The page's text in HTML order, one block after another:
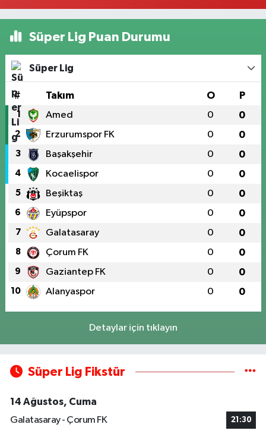
Süper Lig Puan Durumu
Süper Lig
# Takım O P
1 Amed 0 0
2 Erzurumspor FK 0 0
3 Başakşehir 0 0
4 Kocaelispor 0 0
5 Beşiktaş 0 0
6 Eyüpspor 0 0
7 Galatasaray 0 0
8 Çorum FK 0 0
9 Gaziantep FK 0 0
10 Alanyaspor 0 0
Detaylar için tıklayın
Süper Lig Fikstür
14 Ağustos, Cuma
Galatasaray - Çorum FK
21:30